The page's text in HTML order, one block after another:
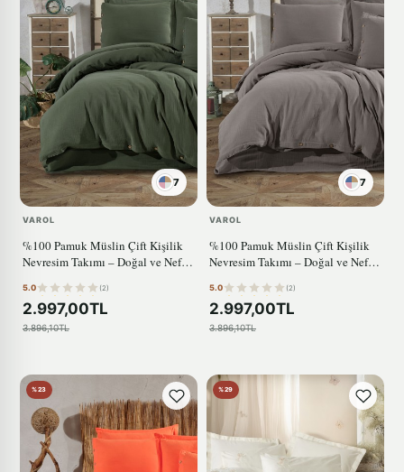
7
VAROL
%100 Pamuk Müslin Çift Kişilik
Nevresim Takımı – Doğal ve Nefes
5.0 (2)
2.997,00TL
3.896,10TL
7
VAROL
%100 Pamuk Müslin Çift Kişilik
Nevresim Takımı – Doğal ve Nefes
5.0 (2)
2.997,00TL
3.896,10TL
%23 %29